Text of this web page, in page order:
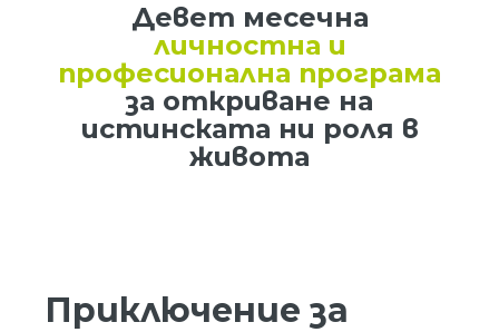
Девет месечна
личностна и
професионална програма
за откриване на
истинската ни роля в
живота
Приключение за